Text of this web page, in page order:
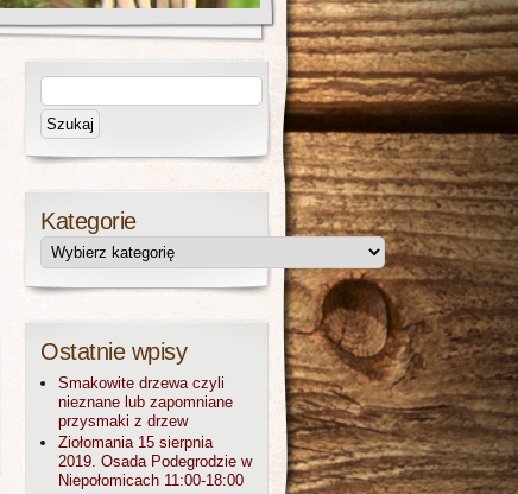
Kategorie
Ostatnie wpisy
Smakowite drzewa czyli
nieznane lub zapomniane
przysmaki z drzew
Ziołomania 15 sierpnia
2019. Osada Podegrodzie w
Niepołomicach 11:00-18:00